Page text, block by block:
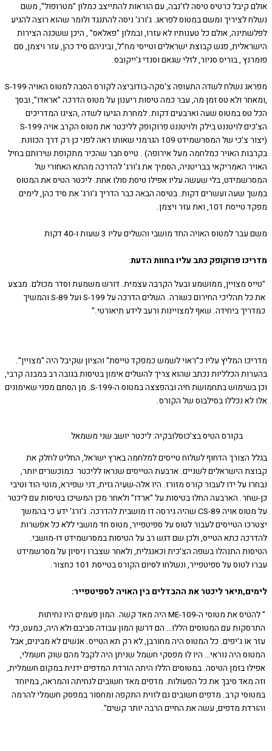
קיבל כרטיס טיסה לז'נבה, עם הוראות להתייצב כמלון "מטרופול", משם
לציריך ומשם במטוס לפראג. ג'ורג' ניסה להתנגד ולומר שהוא רוצה להגיע
אולם כל טענותיו לא עזרו, ובמלון "פאלאס" , היכן ששכנה הצירות
פגש קבוצת ישראלים וטייסי מח"ל, וביניהם סיד כהן, עזר ויצמן, סם
, בוריס סניור, לזלי שגאם וסנדי ג'ייקובס.
מפראג נשלח לשדה התעופה צ'סקה-בודוביצה לקורס הסבה למטוס האויה S-199
ולא טס זמן מה, עבר כמה טיסות ריענון על מטוס הדרכה "אראדו", ובסך
במטוס שעה וארבעים דקות. למחרת הגיעו לשדה ,הציגו המדריכים
הצ'כים לויטננט בילק ולויטננט פרוקופק לליכטר את מטוס הקרב אויה S-199
(יצור צ'כי של המסרשמידט 109 הגרמני שאותו ראה לפני כן רק דרך הכוונת
האויר כמלחמה מעל אירופה) . טייס חבר שהכיר מתקופת שירותם בחיל
האמריקאי בבריטניה, הסמיך את ג'ורג' להדרכה מהתא האחורי של
בלי שעשה עליו אפילו טיסת סולו אחת. ליכטר הטיס את המטוס
שעה ועשרים דקות. בטיסה הבאה כבר הדריך ג'ורג' את סיד כהן, לימים
ואת עזר ויצמן.
למטוס האויה החד מושבי והשלים עליו 3 שעות ו-40 דקות
פרוקופק כתב עליו בחוות הדעת:
מצויין, ממושמע ובעל הקרבה עצמית. דורש משמעת וסדר מכולם. מבצע
את כל תהליכי החירום כשורה. השלים הדרכה על S-199 ועל S-89 והמשיך
ביחידה. שאף למצויינות ורעב לידע תיאורטי."
המליץ עליו כ"ראוי לשמש כמפקד טייסת" והציון שקיבל היה "מצויין".
הכלליות נכתב שהוא צריך להשלים אימון בטיסות בגובה רב במבנה קרבי,
וכן בשימוש בתחמושת חיה ובהפצצה במטוס ה-S-199. מן הסתם מפני שאימונים
נכללו בסילבוס של הקורס.
בקורס הטיס בצ'כוסלובקיה: ליכטר יושב שני משמאל
הצורך הדחוף לשלוח טייסים למלחמה בארץ ישראל, החליט לחלק את
קבוצת הישראלים לשניים. ארבעת הטייסים שנראו לליכטר ‎ כמוכשרים יותר,
על ידו לעבור קורס מזורז. היו אלה-שעיה גזית, דני שפירא, מוטי הוד וטיבי
הארבעה החלו בטיסות על "ארדו" ולאחר מכן המשיכו בטיסות עם ליכטר
על מטוס אויה CS-89 שהיה גירסה דו מושבית להדרכה. ג'ורג' ידע כי בהמשך
הטייסים לעבור לטוס על ספיטפייר, מטוס חד מושבי ללא כל אפשרות
כתא הטייס, ולכן שם דגש רב על הטיסות במסרשמידט דו-מושבי.
התנהלו בשפה הצ'כית וכאנגלית, ולאחר שצברו ניסיון על מסרשמידט
על ספיטפייר, ונשלחו לסיום הקורס בטייסת 101 כחצור.
ליכטר את ההבדלים בין האויה לספיטפייר:
" להטיס את מטוסי ה-ME-109 היה מאד קשה. המון פעמים היו נחיתות
עם המטוסים הללו… הם דרשן המון עבודה סביבם ולא היה, כמעט, כלי
ג'יפים. כל המטוס היה מחורבן, לא רק תא הטייס. אנשים לא מבינים, אבל
היה נוראי… היו לו מפסקי חשמל שניתן היה לקבל מהם שוק חשמלי,
בזמן הטיסה. במטוסים הללו היתה הורדת המדפים ידנית במקום חשמלית,
סיבך את כל הפעולות. מדפים מאד חשובים לנחיתה והמראה, במיוחד
קרב. מדפים חשובים גם לזוית התקפה ומחסור במפסק חשמלי להרמה
מדפים, עשה את החיים הרבה יותר קשים".